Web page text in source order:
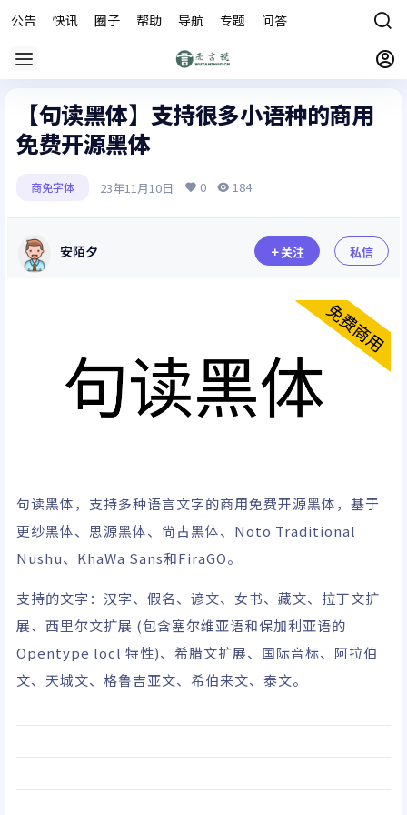
公告 快讯 圈子 帮助 导航 专题 问答
【句读黑体】支持很多小语种的商用
免费开源黑体
商免字体 23年11月10日 0 184
安陌夕 关注 私信
句读黑体，支持多种语言文字的商用免费开源黑体，基于
更纱黑体、思源黑体、尙古黑体、Noto Traditional
Nushu、KhaWa Sans和FiraGO。
支持的文字：汉字、假名、谚文、女书、藏文、拉丁文扩
展、西里尔文扩展 (包含塞尔维亚语和保加利亚语的
Opentype locl 特性)、希腊文扩展、国际音标、阿拉伯
文、天城文、格鲁吉亚文、希伯来文、泰文。